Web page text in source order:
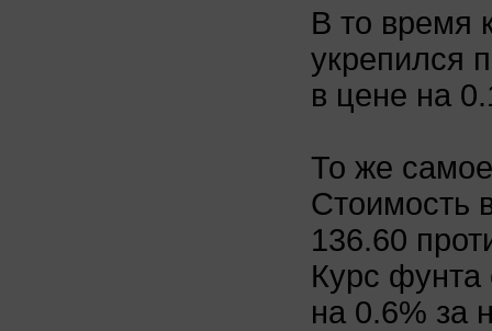
В то время
укрепился
в цене на
То же
Стоимость
136.60
Курс фунта
на 0.6% за